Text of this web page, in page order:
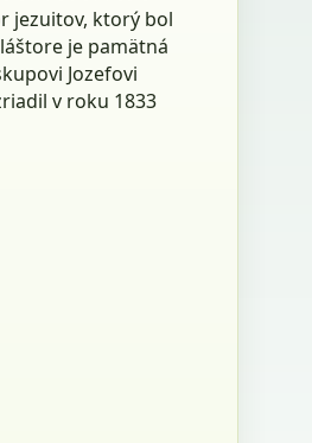
jezuitov, ktorý bol
je pamätná
Jozefovi
v roku 1833